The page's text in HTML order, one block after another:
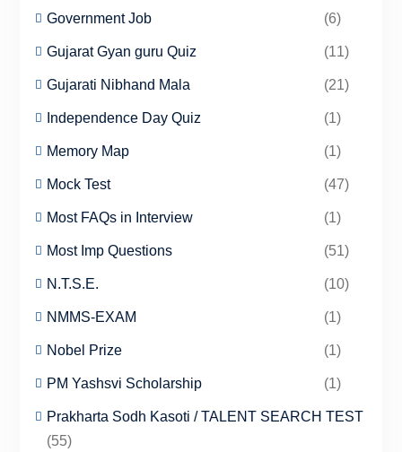
Government Job (6)
Gujarat Gyan guru Quiz (11)
Gujarati Nibhand Mala (21)
Independence Day Quiz (1)
Memory Map (1)
Mock Test (47)
Most FAQs in Interview (1)
Most Imp Questions (51)
N.T.S.E. (10)
NMMS-EXAM (1)
Nobel Prize (1)
PM Yashsvi Scholarship (1)
Prakharta Sodh Kasoti / TALENT SEARCH TEST
(55)